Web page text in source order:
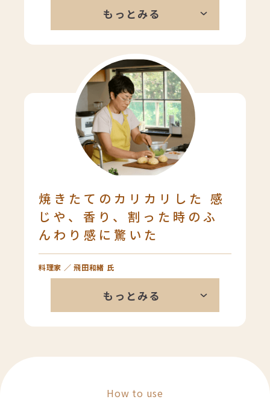
けることを食育の柱にしています。
で、パンの香りを楽しむことがで
き、子どもたちが五感を使って食事
をするきっかけになりました。スタ
イルブレッドのパンは、乳児期の咀
嚼を促すためのほどよい噛み応えが
あり、噛む習慣の獲得につながって
います。また、乳・卵アレルギーの
子どもたちも食べられるのも魅力の1
つだと思います。
もっとみる
焼きたてのカリカリした 感
じや、香り、割った時のふ
んわり感に驚いた
料理家 ／ 飛田和緒 氏
本当に好き。ベーカリーのパンとは
だトースターで焼いたからじゃない
然に入ってくるような、飾りすぎて
もっとみる
How to use